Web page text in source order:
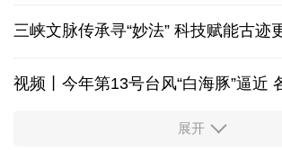
三峡文脉传承寻“妙法” 科技赋能古迹
视频丨今年第13号台风“白海豚”逼近
柔性制造，高效匹配差异化需求
展开